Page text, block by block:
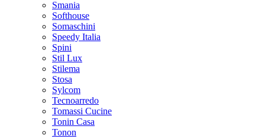
Smania
Softhouse
Somaschini
Speedy Italia
Spini
Stil Lux
Stilema
Stosa
Sylcom
Tecnoarredo
Tomassi Cucine
Tonin Casa
Tonon